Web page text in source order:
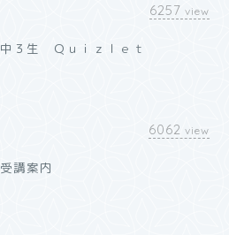
6257 view
中３生 Ｑｕｉｚｌｅｔ
6062 view
受講案内